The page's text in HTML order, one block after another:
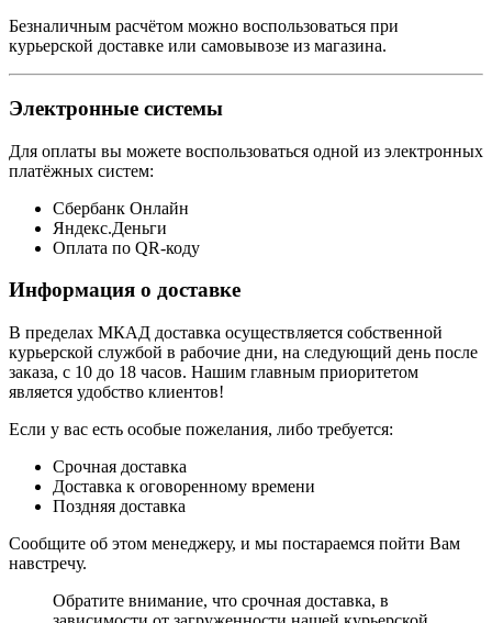
Безналичным расчётом можно воспользоваться при
курьерской доставке или самовывозе из магазина.
Электронные системы
Для оплаты вы можете воспользоваться одной из электронных
платёжных систем:
Сбербанк Онлайн
Яндекс.Деньги
Оплата по QR-коду
Информация о доставке
В пределах МКАД доставка осуществляется собственной
курьерской службой в рабочие дни, на следующий день после
заказа, с 10 до 18 часов. Нашим главным приоритетом
является удобство клиентов!
Если у вас есть особые пожелания, либо требуется:
Срочная доставка
Доставка к оговоренному времени
Поздняя доставка
Сообщите об этом менеджеру, и мы постараемся пойти Вам
навстречу.
Обратите внимание, что срочная доставка, в